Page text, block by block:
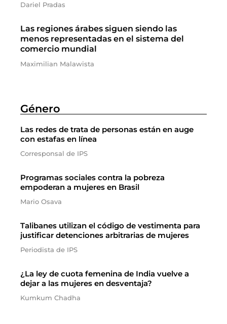
Dariel Pradas
Las regiones árabes siguen siendo las
menos representadas en el sistema del
comercio mundial
Maximilian Malawista
Género
Las redes de trata de personas están en auge
con estafas en línea
Corresponsal de IPS
Programas sociales contra la pobreza
empoderan a mujeres en Brasil
Mario Osava
Talibanes utilizan el código de vestimenta para
justificar detenciones arbitrarias de mujeres
Periodista de IPS
¿La ley de cuota femenina de India vuelve a
dejar a las mujeres en desventaja?
Kumkum Chadha